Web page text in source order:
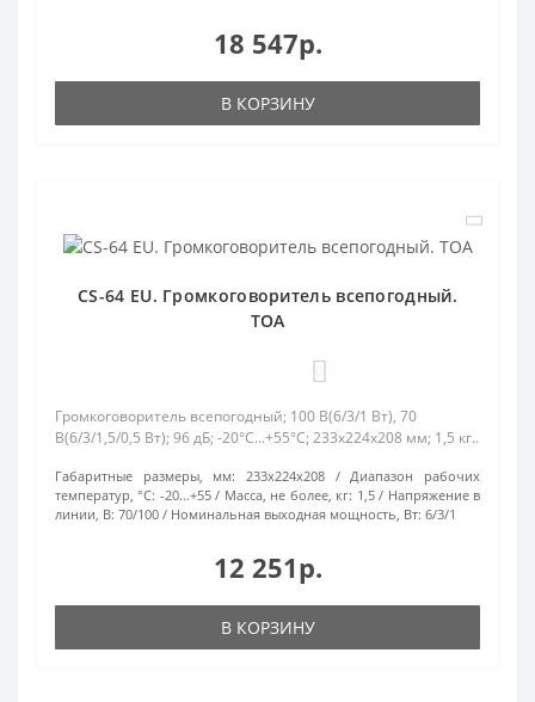
18 547р.
В КОРЗИНУ
CS-64 EU. Громкоговоритель всепогодный.
TOA
Громкоговоритель всепогодный; 100 В(6/3/1 Вт), 70
В(6/3/1,5/0,5 Вт); 96 дБ; -20°C...+55°C; 233х224х208 мм; 1,5 кг..
Габаритные размеры, мм: 233x224x208
Диапазон рабочих
температур, °С: -20…+55 Масса, не более, кг: 1,5
Напряжение в
линии, В: 70/100 Номинальная выходная мощность, Вт: 6/3/1
12 251р.
В КОРЗИНУ